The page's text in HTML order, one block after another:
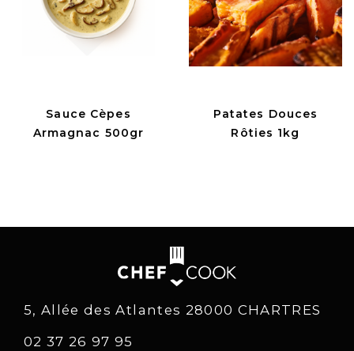
Sauce Cèpes
Armagnac 500gr
Patates Douces
Rôties 1kg
5, Allée des Atlantes 28000 CHARTRES
02 37 26 97 95